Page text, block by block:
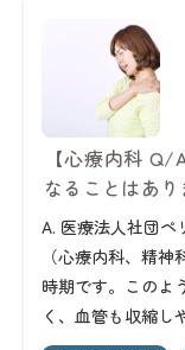
【心療内科
なることはあり
A. 医療法人社団ペ
（心療内科、精
時期です。このよ
く、血管も収縮し